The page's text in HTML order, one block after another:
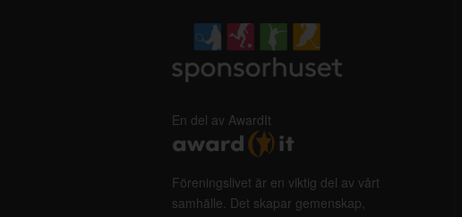
En del av AwardIt
Föreningslivet är en viktig del av vårt
samhälle. Det skapar gemenskap,